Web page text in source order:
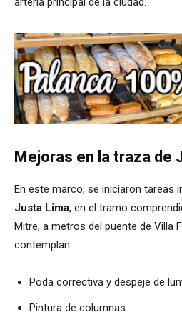
Mejoras en la traza de
En este marco, se iniciaron tareas
Justa Lima, en el tramo
Mitre, a metros del puente de Villa
contemplan:
Poda correctiva y despeje de
Pintura de columnas.